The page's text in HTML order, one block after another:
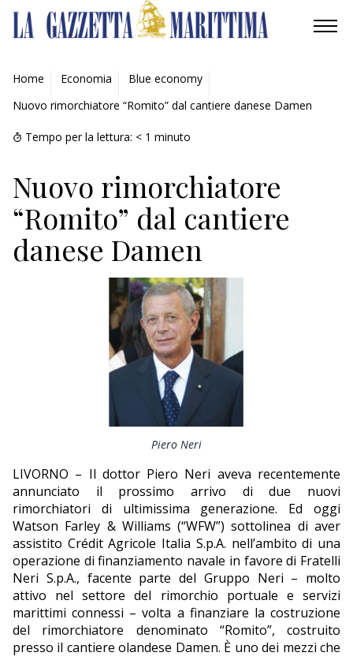
AMBIENTE
MOBILITÀ
INDUSTRIA
RICERCA
ECONOMIA
TURISMO
Home Economia
Blue economy
Nuovo rimorchiatore “Romito” dal cantiere danese Damen
Tempo per la lettura: < 1 minuto
Nuovo rimorchiatore
“Romito” dal cantiere
danese Damen
Piero Neri
LIVORNO – Il dottor Piero Neri aveva recentemente
annunciato il prossimo arrivo di due nuovi
rimorchiatori di ultimissima generazione. Ed oggi
Watson Farley & Williams (“WFW”) sottolinea di aver
assistito Crédit Agricole Italia S.p.A. nell’ambito di una
operazione di finanziamento navale in favore di Fratelli
Neri S.p.A., facente parte del Gruppo Neri – molto
attivo nel settore del rimorchio portuale e servizi
marittimi connessi – volta a finanziare la costruzione
del rimorchiatore denominato “Romito”, costruito
presso il cantiere olandese Damen. È uno dei mezzi che